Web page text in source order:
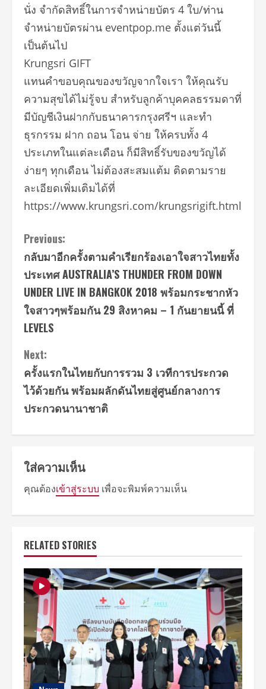
นั่ง จำกัดสิทธิ์ในการจำหน่ายบัตร 4 ใบ/ท่าน
จำหน่ายบัตรผ่าน eventpop.me ตั้งแต่วันนี้
เป็นต้นไป
Krungsri GIFT
แทนคำขอบคุณของขวัญจากใจเรา ให้คุณรับ
ความสุขได้ไม่รู้จบ สำหรับลูกค้าบุคคลธรรมดาที่
มีบัญชีเงินฝากกับธนาคารกรุงศรีฯ และทำ
ธุรกรรม ฝาก ถอน โอน จ่าย ให้ครบทั้ง 4
ประเภทในแต่ละเดือน ก็มีสิทธิ์รับของขวัญได้
ง่ายๆ ทุกเดือน ไม่ต้องสะสมแต้ม ติดตามราย
ละเอียดเพิ่มเติมได้ที่
https://www.krungsri.com/krungsrigift.html
Continue
Reading
Previous:
กลับมาอีกครั้งตามคำเรียกร้องเอาใจสาวไทยทั้ง
ประเทศ AUSTRALIA’S THUNDER FROM DOWN
UNDER LIVE IN BANGKOK 2018 พร้อมกระชากหัว
ใจสาวๆพร้อมกัน 29 สิงหาคม – 1 กันยายนนี้ ที่
LEVELS
Next:
ครั้งแรกในไทยกับการรวม 3 เวทีการประกวด
ไว้ด้วยกัน พร้อมผลักดันไทยสู่ศูนย์กลางการ
ประกวดนานาชาติ
ใส่ความเห็น
คุณต้องเข้าสู่ระบบ เพื่อจะพิมพ์ความเห็น
RELATED STORIES